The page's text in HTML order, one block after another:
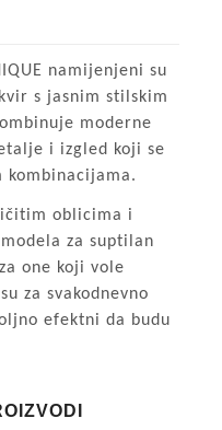
namijenjeni su
s jasnim stilskim
moderne
i izgled koji se
kombinacijama.
oblicima i
za suptilan
one koji vole
za svakodnevno
efektni da budu